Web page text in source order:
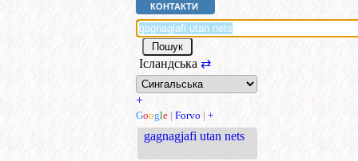
КОНТАКТИ
Ісландська ⇄
+
Google | Forvo | +
gagnagjafi utan nets